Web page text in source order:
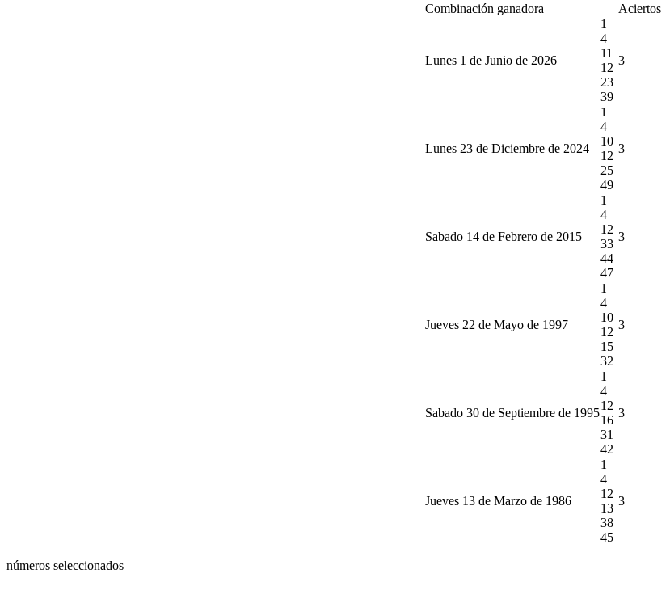
Combinación ganadora Aciertos
Lunes 1 de Junio de 2026
1
4
11
12
23
39
3
Lunes 23 de Diciembre de 2024
1
4
10
12
25
49
3
Sabado 14 de Febrero de 2015
1
4
12
33
44
47
3
Jueves 22 de Mayo de 1997
1
4
10
12
15
32
3
Sabado 30 de Septiembre de 1995
1
4
12
16
31
42
3
Jueves 13 de Marzo de 1986
1
4
12
13
38
45
3
números seleccionados